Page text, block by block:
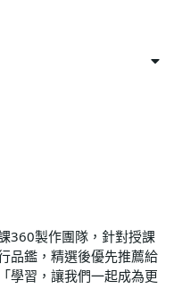
360製作團隊，針對授課
品鑑，精選後優先推薦給
學習，讓我們一起成為更